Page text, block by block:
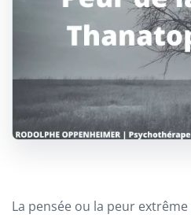
La pensée ou la peur